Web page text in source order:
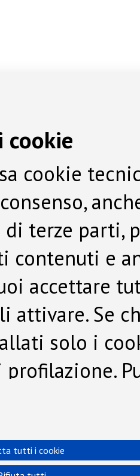
cookie
cookie
terze parti,
contenuti e
accettare
attivare. Se
solo i
tutti i cookie